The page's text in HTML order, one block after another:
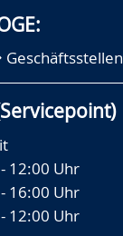
Geschäftsstellen
12:00 Uhr
16:00 Uhr
12:00 Uhr